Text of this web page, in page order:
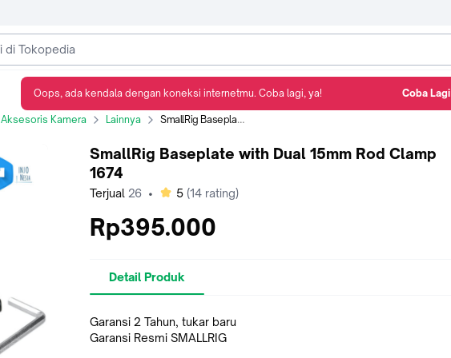
Aksesoris Kamera Lainnya SmallRig Baseplate with Dual 15mm Rod Clamp 1674
SmallRig Baseplate with Dual 15mm Rod Clamp
1674
Terjual 26 • bintang
5 (14 rating)
Rp395.000
Detail Produk
Garansi 2 Tahun, tukar baru
Garansi Resmi SMALLRIG
Oops, ada kendala dengan koneksi internetmu. Coba lagi, ya! Coba Lagi